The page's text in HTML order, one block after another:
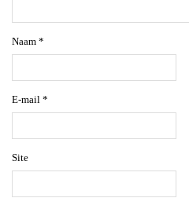
Naam *
E-mail *
Site